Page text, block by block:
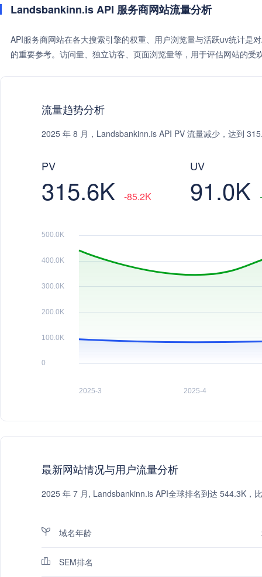
Landsbankinn.is API 服务商网站流量分析
API服务商网站在各大搜索引擎的权重、用户浏览量与活跃uv统计是
的重要参考。访问量、独立访客、页面浏览量等，用于评估网站的
流量趋势分析
2025 年 8 月，Landsbankinn.is API PV 流量减少，达到
PV
315.6K -85.2K
UV
91.0K
最新网站情况与用户流量分析
2025 年 7 月, Landsbankinn.is API全球排名到达 544.3K，
域名年龄
SEM排名